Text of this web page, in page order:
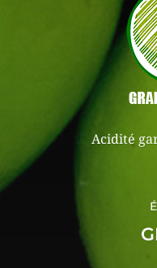
Acidité